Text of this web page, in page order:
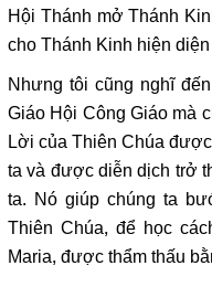
Hội Thánh mở Thánh
cho Thánh Kinh hiện
Nhưng tôi cũng nghĩ
Giáo Hội Công Giáo mà
Lời của Thiên Chúa
ta và được diễn dịch trở
ta. Nó giúp chúng ta
Thiên Chúa, để học
Maria, được thẩm thấu